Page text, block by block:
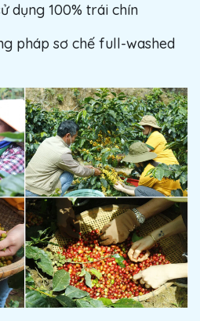
dụng 100% trái chín
pháp sơ chế full-washed